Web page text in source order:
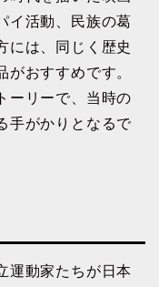
イ活動、民族の葛
には、同じく歴史
おすすめです。
ーリーで、当時の
手がかりとなるで
運動家たちが日本